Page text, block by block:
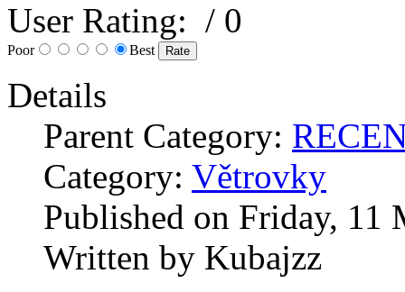
User Rating: / 0
Poor Best
Details
Parent Category:
Category: Větrovky
Published on Friday, 11
Written by Kubajzz